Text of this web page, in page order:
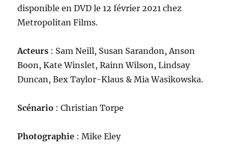
disponible en DVD le 12 février 2021 chez
Metropolitan Films.
Acteurs : Sam Neill, Susan Sarandon, Anson
Boon, Kate Winslet, Rainn Wilson, Lindsay
Duncan, Bex Taylor-Klaus & Mia Wasikowska.
Scénario : Christian Torpe
Photographie : Mike Eley